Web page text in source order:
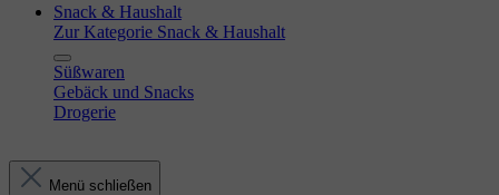
Snack & Haushalt
Zur Kategorie Snack & Haushalt
Süßwaren
Gebäck und Snacks
Drogerie
Menü schließen